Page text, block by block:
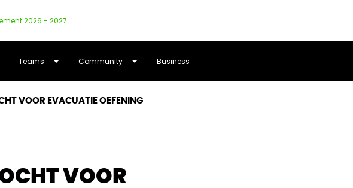
2026 - 2027
Teams Community Business
VOOR EVACUATIE OEFENING
VOOR